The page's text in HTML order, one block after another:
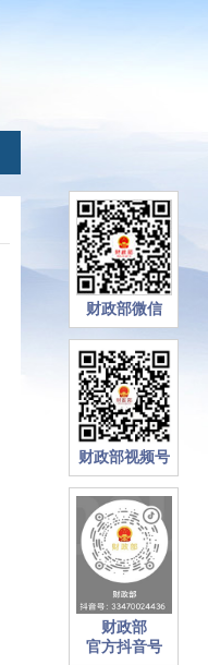
财政部微信
财政部视频号
财政部
官方抖音号